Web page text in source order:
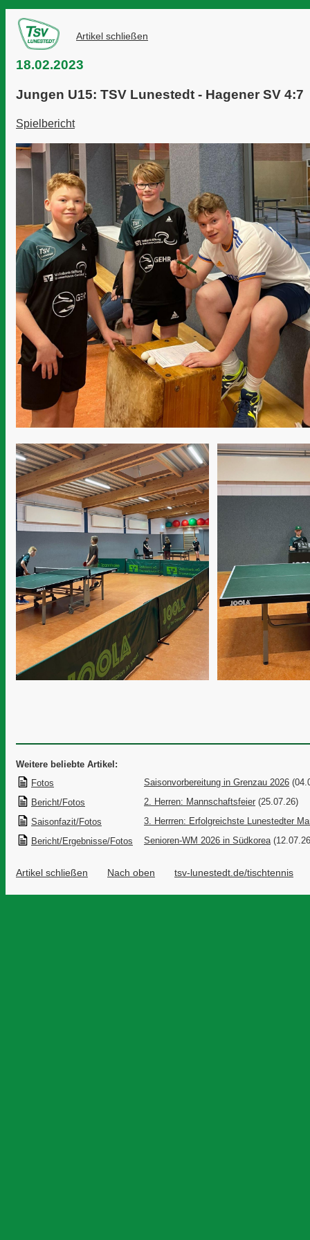
Artikel schließen
18.02.2023
Jungen U15: TSV Lunestedt - Hagener SV 4:7
Spielbericht
Weitere beliebte Artikel:
Fotos
Saisonvorbereitung in Grenzau 2026
Bericht/Fotos
2. Herren: Mannschaftsfeier (25.07.26)
Saisonfazit/Fotos
3. Herrren: Erfolgreichste Lunestedter
Bericht/Ergebnisse/Fotos
Senioren-WM 2026 in Südkorea
Artikel schließen Nach oben tsv-lunestedt.de/tischtennis